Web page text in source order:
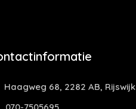
Haagweg 68, 2282 AB, Rijswijk